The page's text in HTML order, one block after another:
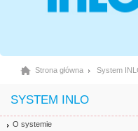
Strona główna System
SYSTEM INLO
O systemie